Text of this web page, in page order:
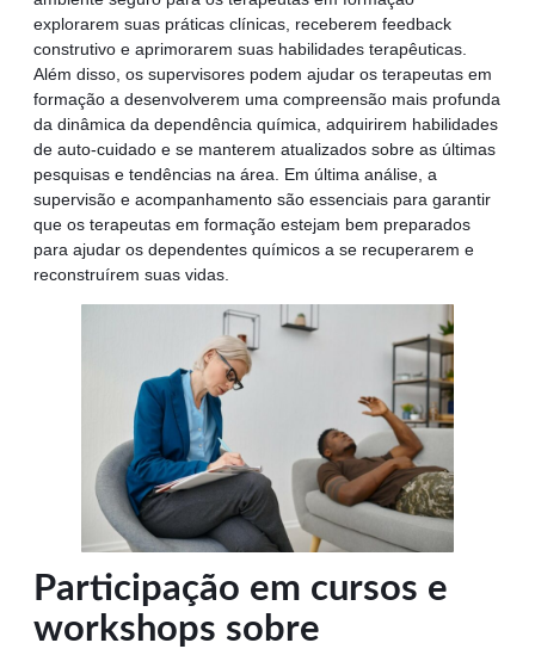
explorarem suas práticas clínicas, receberem feedback
construtivo e aprimorarem suas habilidades terapêuticas.
Além disso, os supervisores podem ajudar os terapeutas em
formação a desenvolverem uma compreensão mais profunda
da dinâmica da dependência química, adquirirem habilidades
de auto-cuidado e se manterem atualizados sobre as últimas
pesquisas e tendências na área. Em última análise, a
supervisão e acompanhamento são essenciais para garantir
que os terapeutas em formação estejam bem preparados
para ajudar os dependentes químicos a se recuperarem e
reconstruírem suas vidas.
Participação em cursos e
workshops sobre